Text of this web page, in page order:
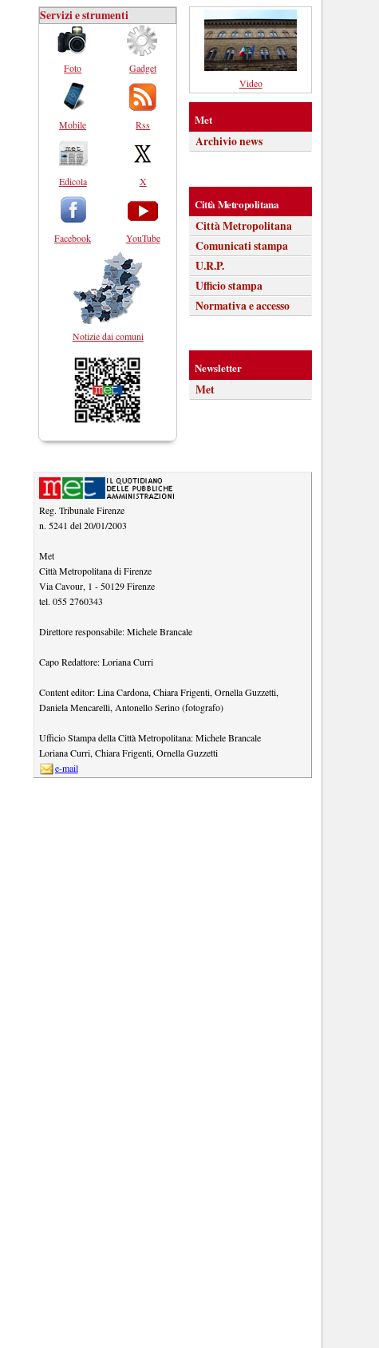
Servizi e strumenti
Foto
Mobile
Edicola
Facebook
Gadget
Rss
X
YouTube
Notizie dai comuni
Video
Met
Archivio news
Città Metropolitana
Città Metropolitana
Comunicati stampa
U.R.P.
Ufficio stampa
Normativa e accesso
Newsletter
Met
Reg. Tribunale Firenze
n. 5241 del 20/01/2003
Met
Città Metropolitana di Firenze
Via Cavour, 1 - 50129 Firenze
tel. 055 2760343
Direttore responsabile:Michele Brancale
Capo Redattore:Loriana Curri
Content editor:Lina Cardona, Chiara Frigenti, Ornella Guzzetti,
Daniela Mencarelli, Antonello Serino (fotografo)
Ufficio Stampa della Città Metropolitana:Michele Brancale
Loriana Curri, Chiara Frigenti, Ornella Guzzetti
e-mail